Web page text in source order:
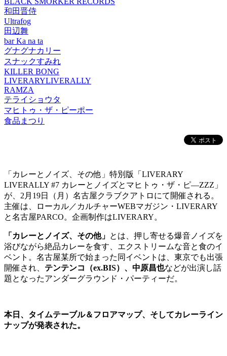
和田晋侍
Ultrafog
田辺舞
bar Ka na ta
グナグナカリー
スナックすみれ
KILLER BONG
LIVERARYLIVERALLY
RAMZA
テライショウタ
マヒトゥ・ザ・ピーポー
食品まつり
「カレーとノイズ、その他」特別版「LIVERARY
LIVERALLY #7 カレーとノイズとマヒトゥ・ザ・ピ—ZZZ」
が、2月19日（月）名古屋クラブクアトロにて開催される。
主催は、ローカル／カルチャーWEBマガジン・LIVERARY
と名古屋PARCO。企画制作はLIVERARY。
「カレーとノイズ、その他」 とは、押し寄せる爆音ノイズを
浴びながら絶品カレーを食す、エクストリームな音と食のイ
ベント。名古屋某所で始まった同イベントは、東京でも出張
開催され、 テンテンコ（ex.BIS）、中原昌也などが出演し話
題となったアンダーグラウンド・パーティーだ。
本日、タイムテーブル＆フロアマップ、そしてカレーライン
ナップが発表された。